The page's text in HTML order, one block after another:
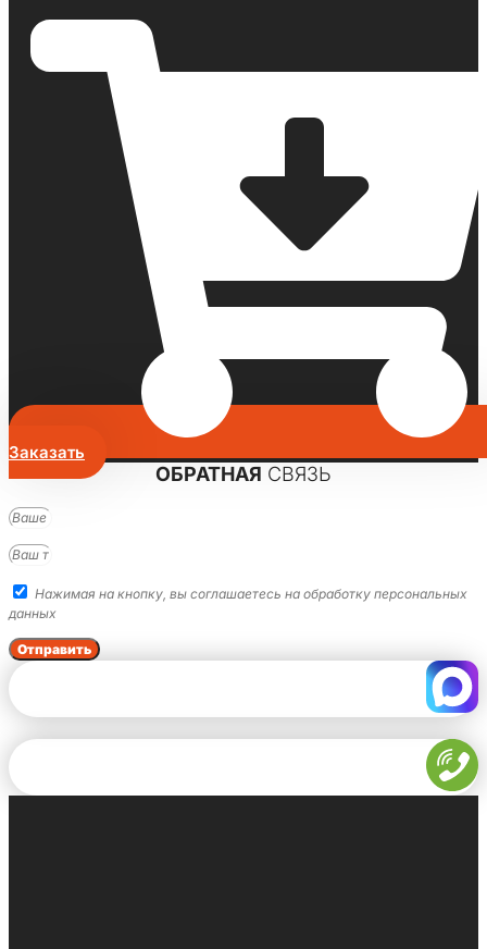
Заказать
ОБРАТНАЯ СВЯЗЬ
Нажимая на кнопку, вы соглашаетесь на обработку персональных
данных
Отправить